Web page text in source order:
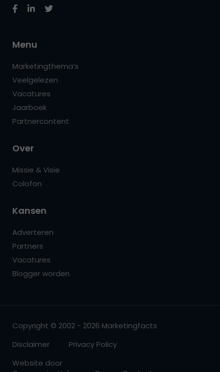
Menu
Marketingthema’s
Veelgelezen
Vacatures
Jaarboek
Partnercontent
Over
Missie & Visie
Colofon
Kansen
Adverteren
Partners
Vacatures
Blogger worden
Copyright © 2002 - 2026 Marketingfacts
Disclaimer
Privacy Policy
Website door